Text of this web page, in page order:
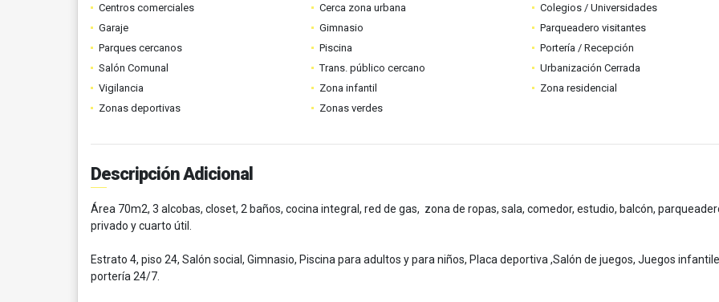
Centros comerciales
Cerca zona urbana
Colegios / Universidades
Garaje
Gimnasio
Parqueadero visitantes
Parques cercanos
Piscina
Portería / Recepción
Salón Comunal
Trans. público cercano
Urbanización Cerrada
Vigilancia
Zona infantil
Zona residencial
Zonas deportivas
Zonas verdes
Descripción Adicional
Área 70m2, 3 alcobas, closet, 2 baños, cocina integral, red de gas, zona de ropas, sala, comedor, estudio, balcón,
privado y cuarto útil.
Estrato 4, piso 24, Salón social, Gimnasio, Piscina para adultos y para niños, Placa deportiva ,Salón de juegos, Juegos
portería 24/7.